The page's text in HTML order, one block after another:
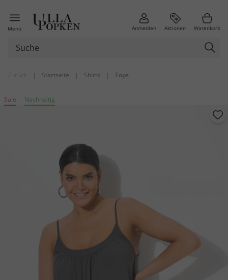
Menü Anmelden Aktionen Warenkorb
| Startseite | Shirts | Tops
Sale Nachhaltig